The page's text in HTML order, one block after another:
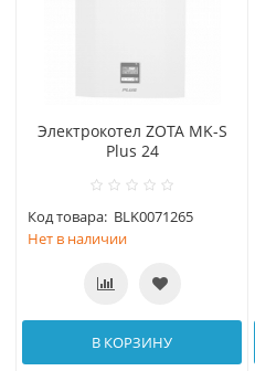
Электрокотел ZOTA MK-S
Plus 24
Код товара: BLK0071265
Нет в наличии
В КОРЗИНУ